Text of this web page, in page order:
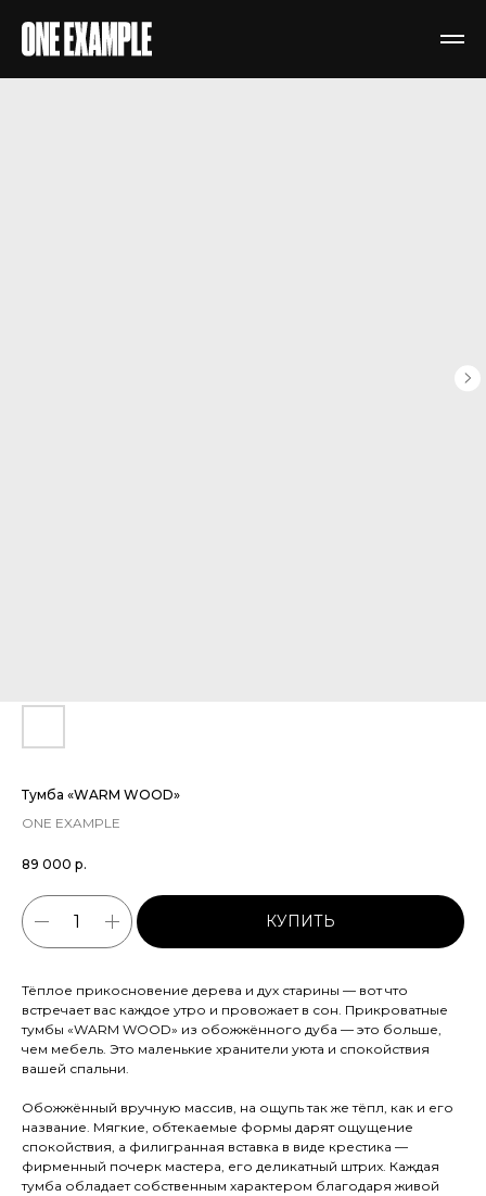
Тумба «WARM WOOD»
ONE EXAMPLE
89 000 р.
КУПИТЬ
Тёплое прикосновение дерева и дух старины — вот что
встречает вас каждое утро и провожает в сон. Прикроватные
тумбы «WARM WOOD» из обожжённого дуба — это больше,
чем мебель. Это маленькие хранители уюта и спокойствия
вашей спальни.
Обожжённый вручную массив, на ощупь так же тёпл, как и его
название. Мягкие, обтекаемые формы дарят ощущение
спокойствия, а филигранная вставка в виде крестика —
фирменный почерк мастера, его деликатный штрих. Каждая
тумба обладает собственным характером благодаря живой